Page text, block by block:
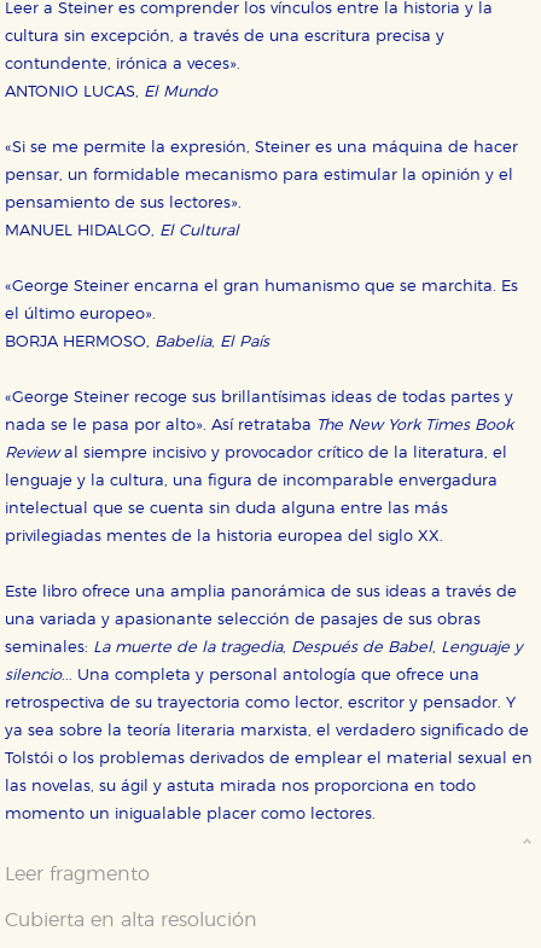
Leer a Steiner es comprender los vínculos entre la historia y la
cultura sin excepción, a través de una escritura precisa y
contundente, irónica a veces».
ANTONIO LUCAS, El Mundo
«Si se me permite la expresión, Steiner es una máquina de hacer
pensar, un formidable mecanismo para estimular la opinión y el
pensamiento de sus lectores».
MANUEL HIDALGO, El Cultural
«George Steiner encarna el gran humanismo que se marchita. Es
el último europeo».
BORJA HERMOSO, Babelia, El País
«George Steiner recoge sus brillantísimas ideas de todas partes y
nada se le pasa por alto». Así retrataba The New York Times Book
Reviewal siempre incisivo y provocador crítico de la literatura, el
lenguaje y la cultura, una figura de incomparable envergadura
intelectual que se cuenta sin duda alguna entre las más
privilegiadas mentes de la historia europea del siglo XX.
Este libro ofrece una amplia panorámica de sus ideas a través de
una variada y apasionante selección de pasajes de sus obras
seminales: La muerte de la tragedia, Después de Babel, Lenguaje y
silencio... Una completa y personal antología que ofrece una
retrospectiva de su trayectoria como lector, escritor y pensador. Y
ya sea sobre la teoría literaria marxista, el verdadero significado de
Tolstói o los problemas derivados de emplear el material sexual en
las novelas, su ágil y astuta mirada nos proporciona en todo
momento un inigualable placer como lectores.
Leer fragmento
Cubierta en alta resolución